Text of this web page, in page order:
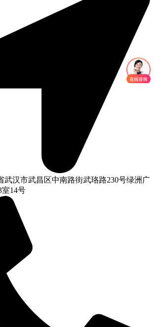
武汉市武昌区中南路街武珞路230号绿洲广
14号